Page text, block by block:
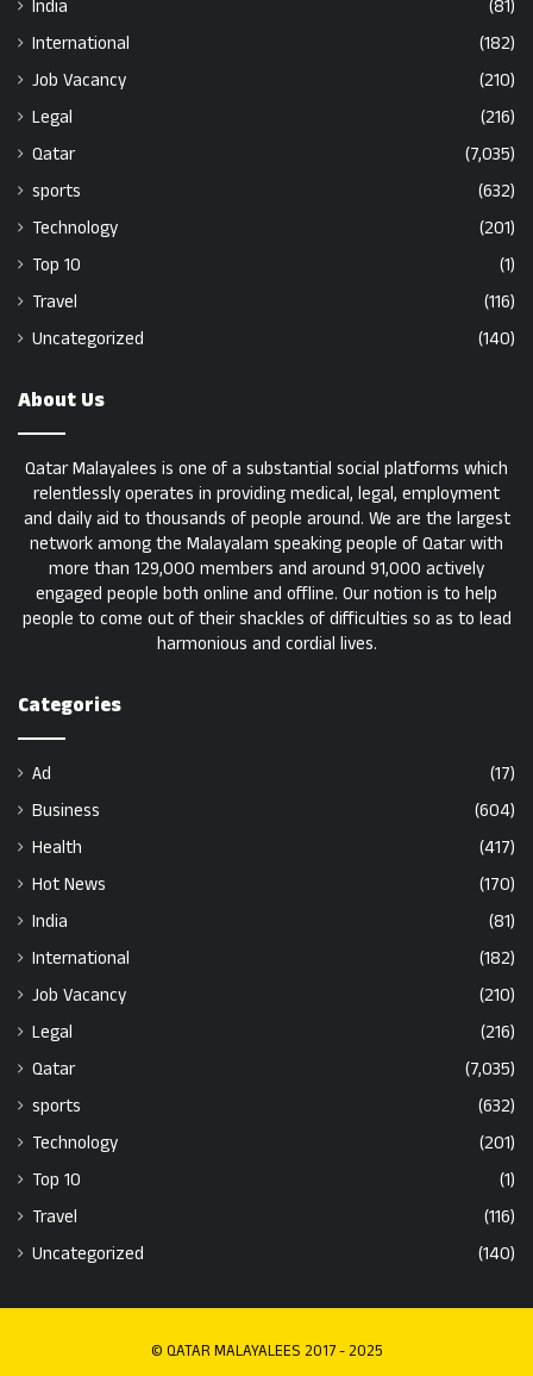
India
(81)
International
(182)
Job Vacancy
(210)
Legal
(216)
Qatar
(7,035)
sports
(632)
Technology
(201)
Top 10
(1)
Travel
(116)
Uncategorized
(140)
About Us
Qatar Malayalees is one of a substantial social platforms which
relentlessly operates in providing medical, legal, employment
and daily aid to thousands of people around. We are the largest
network among the Malayalam speaking people of Qatar with
more than 129,000 members and around 91,000 actively
engaged people both online and offline. Our notion is to help
people to come out of their shackles of difficulties so as to lead
harmonious and cordial lives.
Categories
Ad
(17)
Business
(604)
Health
(417)
Hot News
(170)
India
(81)
International
(182)
Job Vacancy
(210)
Legal
(216)
Qatar
(7,035)
sports
(632)
Technology
(201)
Top 10
(1)
Travel
(116)
Uncategorized
(140)
© QATAR MALAYALEES 2017 - 2025